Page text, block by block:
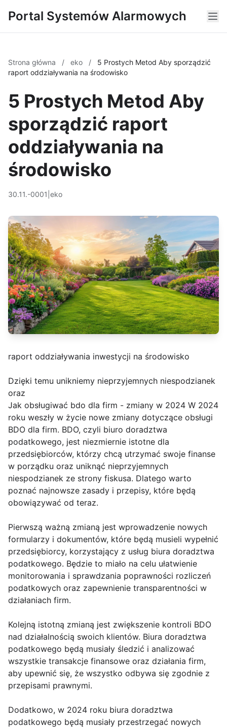
Portal Systemów Alarmowych
Strona główna / eko /
5 Prostych Metod Aby sporządzić
raport oddziaływania na środowisko
5 Prostych Metod Aby
sporządzić raport
oddziaływania na
środowisko
30.11.-0001 eko
raport oddziaływania inwestycji na środowisko
Dzięki temu unikniemy nieprzyjemnych niespodzianek
oraz
Jak obsługiwać bdo dla firm - zmiany w 2024 W 2024
roku weszły w życie nowe zmiany dotyczące obsługi
BDO dla firm. BDO, czyli biuro doradztwa
podatkowego, jest niezmiernie istotne dla
przedsiębiorców, którzy chcą utrzymać swoje finanse
w porządku oraz uniknąć nieprzyjemnych
niespodzianek ze strony fiskusa. Dlatego warto
poznać najnowsze zasady i przepisy, które będą
obowiązywać od teraz.
Pierwszą ważną zmianą jest wprowadzenie nowych
formularzy i dokumentów, które będą musieli wypełnić
przedsiębiorcy, korzystający z usług biura doradztwa
podatkowego. Będzie to miało na celu ułatwienie
monitorowania i sprawdzania poprawności rozliczeń
podatkowych oraz zapewnienie transparentności w
działaniach firm.
Kolejną istotną zmianą jest zwiększenie kontroli BDO
nad działalnością swoich klientów. Biura doradztwa
podatkowego będą musiały śledzić i analizować
wszystkie transakcje finansowe oraz działania firm,
aby upewnić się, że wszystko odbywa się zgodnie z
przepisami prawnymi.
Dodatkowo, w 2024 roku biura doradztwa
podatkowego będą musiały przestrzegać nowych